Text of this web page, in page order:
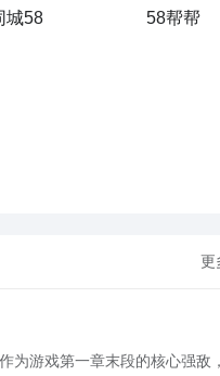
城58 58帮帮
更
为游戏第一章末段的核心强敌